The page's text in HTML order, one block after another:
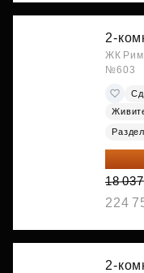
2-
ЖК
№603
14
18
224
2-